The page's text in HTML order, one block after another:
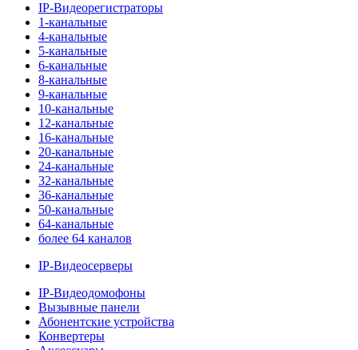
IP-Видеорегистраторы
1-канальные
4-канальные
5-канальные
6-канальные
8-канальные
9-канальные
10-канальные
12-канальные
16-канальные
20-канальные
24-канальные
32-канальные
36-канальные
50-канальные
64-канальные
более 64 каналов
IP-Видеосерверы
IP-Видеодомофоны
Вызывные панели
Абонентские устройства
Конвертеры